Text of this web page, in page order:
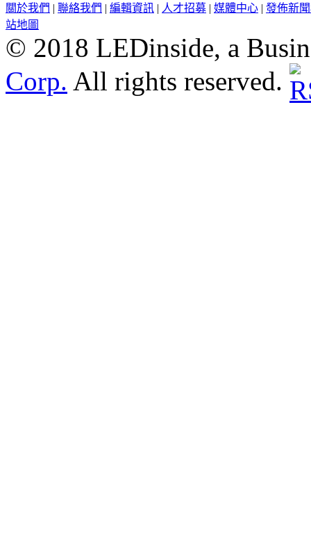
關於我們 | 聯絡我們 | 編輯資訊 | 人才招募 | 媒體中心 | 發佈新
站地圖
© 2018 LEDinside, a
Corp. All rights reserved.